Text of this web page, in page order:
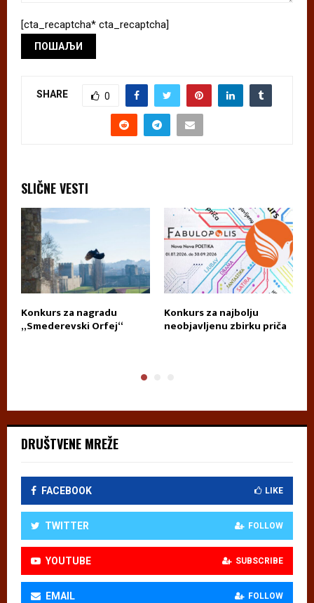
[cta_recaptcha* cta_recaptcha]
SHARE 0
SLIČNE VESTI
Konkurs za nagradu
„Smederevski Orfej“
Konkurs za najbolju
neobjavljenu zbirku priča
DRUŠTVENE MREŽE
FACEBOOK LIKE
TWITTER FOLLOW
YOUTUBE SUBSCRIBE
EMAIL FOLLOW